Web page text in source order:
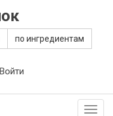
по ингредиентам
Войти